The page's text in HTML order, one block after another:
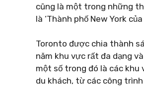
cũng là một trong những
là ‘Thành phố New York của
Toronto được chia thành
năm khu vực rất đa dạng
một số trong đó là các khu
du khách, từ các công